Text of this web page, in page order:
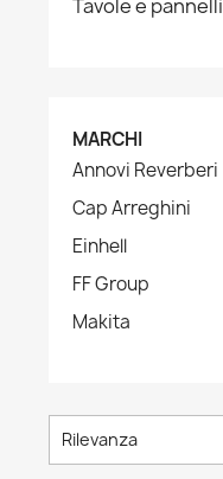
Tavole e pannelli
MARCHI
Annovi Reverberi
Cap Arreghini
Einhell
FF Group
Makita
Rilevanza